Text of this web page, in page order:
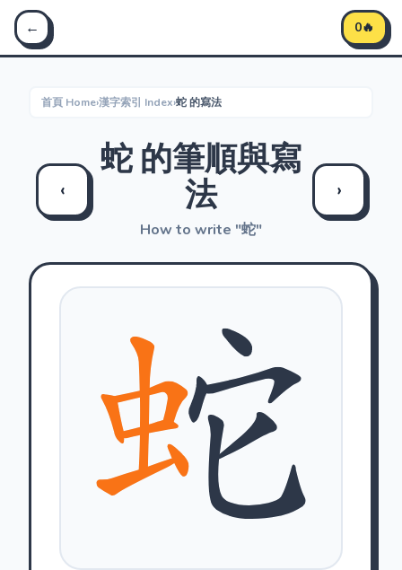
Stroke Master 筆順大師 - 學習中文筆順
←
0🔥
首頁 Home›漢字索引 Index›蛇 的寫法
‹
蛇 的筆順與寫
法
How to write "蛇"
›